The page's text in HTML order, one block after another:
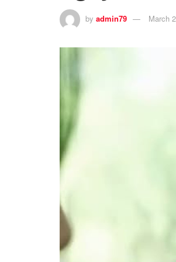
by admin79 March